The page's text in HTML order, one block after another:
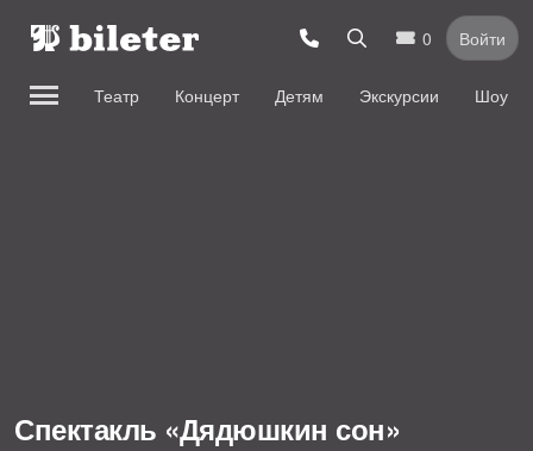
0 Войти
Театр Концерт Детям Экскурсии Шоу
Спектакль «Дядюшкин сон»